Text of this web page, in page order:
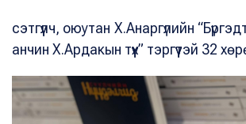
сэтгүүлч, оюутан Х.Анаргүлийн
анчин Х.Ардакын түүх” тэргүүтэй 32